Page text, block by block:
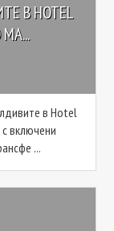
В HOTEL
в Hotel
включени
...